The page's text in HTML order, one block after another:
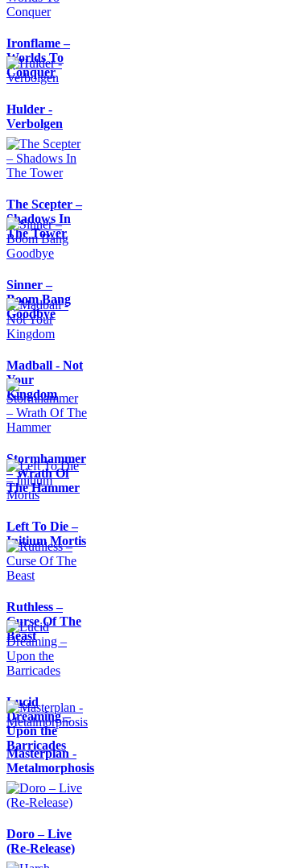
Ironflame –
Worlds To
Conquer
Hulder -
Verbolgen
The Scepter –
Shadows In
The Tower
Sinner –
Boom Bang
Goodbye
Madball - Not
Your
Kingdom
Stormhammer
– Wrath Of
The Hammer
Left To Die –
Initium Mortis
Ruthless –
Curse Of The
Beast
Lucid
Dreaming –
Upon the
Barricades
Masterplan -
Metalmorphosis
Doro – Live
(Re-Release)